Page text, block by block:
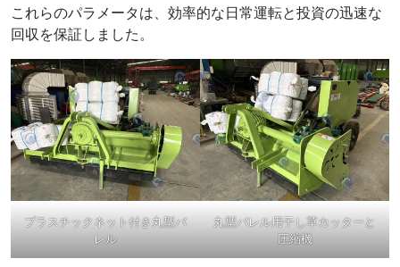
これらのパラメータは、効率的な日常運転と投資の迅速な
回収を保証しました。
プラスチックネット付き丸型バ
レル
丸型バレル用干し草カッターと
圧縮機